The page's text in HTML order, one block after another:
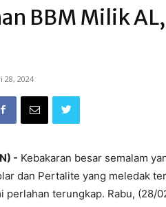
BBM Milik
28, 2024
- Kebakaran besar semalam
dan Pertalite yang meledak
perlahan terungkap. Rabu, (28/